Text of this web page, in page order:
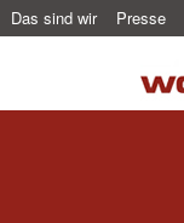
Das sind wir Presse